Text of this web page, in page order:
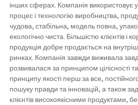
інших сферах. Компанія використовує
процес і технологію виробництва,
чудова, стабільна, модель повна,
екологічно чиста. Більшістю клієнтів і
продукція добре продається на
ринках. Компанія завжди виживала
розвивалася за принципом цілісності
принципу якості перш за все,
пошуку правди та інновацій, а також
клієнтів високоякісними продуктами,